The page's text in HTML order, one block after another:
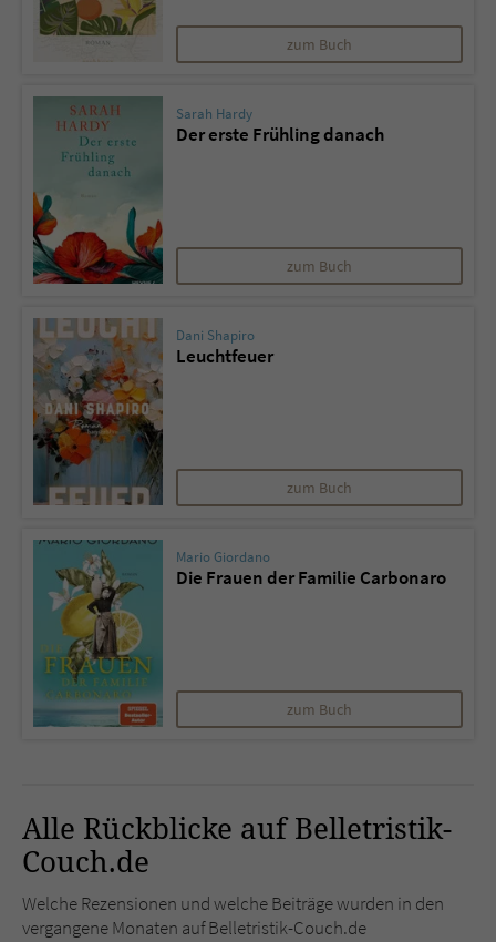
zum Buch
Sarah Hardy
Der erste Frühling danach
zum Buch
Dani Shapiro
Leuchtfeuer
zum Buch
Mario Giordano
Die Frauen der Familie Carbonaro
zum Buch
Alle Rückblicke auf Belletristik-
Couch.de
Welche Rezensionen und welche Beiträge wurden in den
vergangene Monaten auf Belletristik-Couch.de